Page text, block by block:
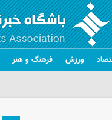
ورزش فرهنگ و هنر